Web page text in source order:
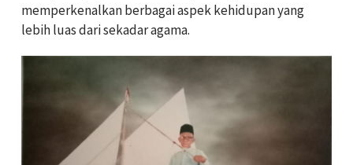
memperkenalkan berbagai aspek kehidupan yang
lebih luas dari sekadar agama.